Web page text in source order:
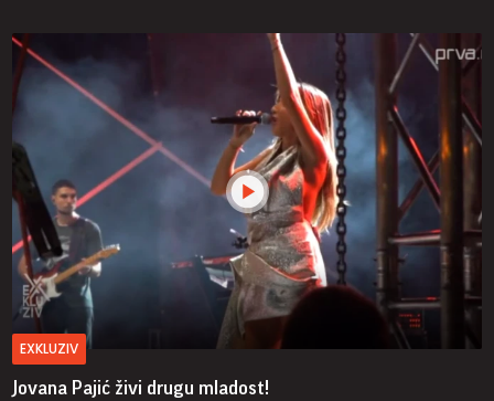
EXKLUZIV
Jovana Pajić živi drugu mladost!